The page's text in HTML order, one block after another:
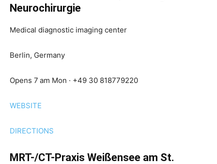
Neurochirurgie
Medical diagnostic imaging center
Berlin, Germany
Opens 7 am Mon · +49 30 818779220
WEBSITE
DIRECTIONS
MRT-/CT-Praxis Weißensee am St.